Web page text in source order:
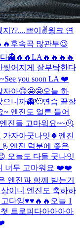
??....쁘이✌️윙크 연
후속곡 많관부😉
👻 🔥🔥LA🔥🔥🔥🔥
찢어지게 잘부탁한다
See you soon LA ❤️
자아🙃🤩🤩오늘 하
으니까👻🫡연습 끝잘
~ 엔진도 얼른 들어
진들 고마워요~~🫠
가자아굿나잇🍀 엔진
엔진 덕분에 좋은
오늘도 다들 굿나잇
너무 고마워요 ❤️❤️
엔진과 함께 받는거
이니 엔진도 축하하
다잉♥️♥️🔥🔥 오늘 1
트로피다아아아아